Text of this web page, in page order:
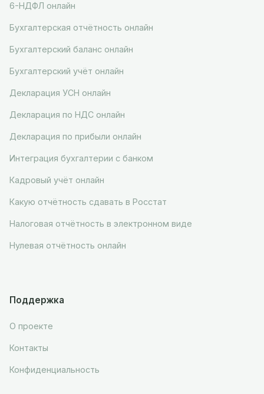
6-НДФЛ онлайн
Бухгалтерская отчётность онлайн
Бухгалтерский баланс онлайн
Бухгалтерский учёт онлайн
Декларация УСН онлайн
Декларация по НДС онлайн
Декларация по прибыли онлайн
Интеграция бухгалтерии с банком
Кадровый учёт онлайн
Какую отчётность сдавать в Росстат
Налоговая отчётность в электронном виде
Нулевая отчётность онлайн
Поддержка
О проекте
Контакты
Конфиденциальность